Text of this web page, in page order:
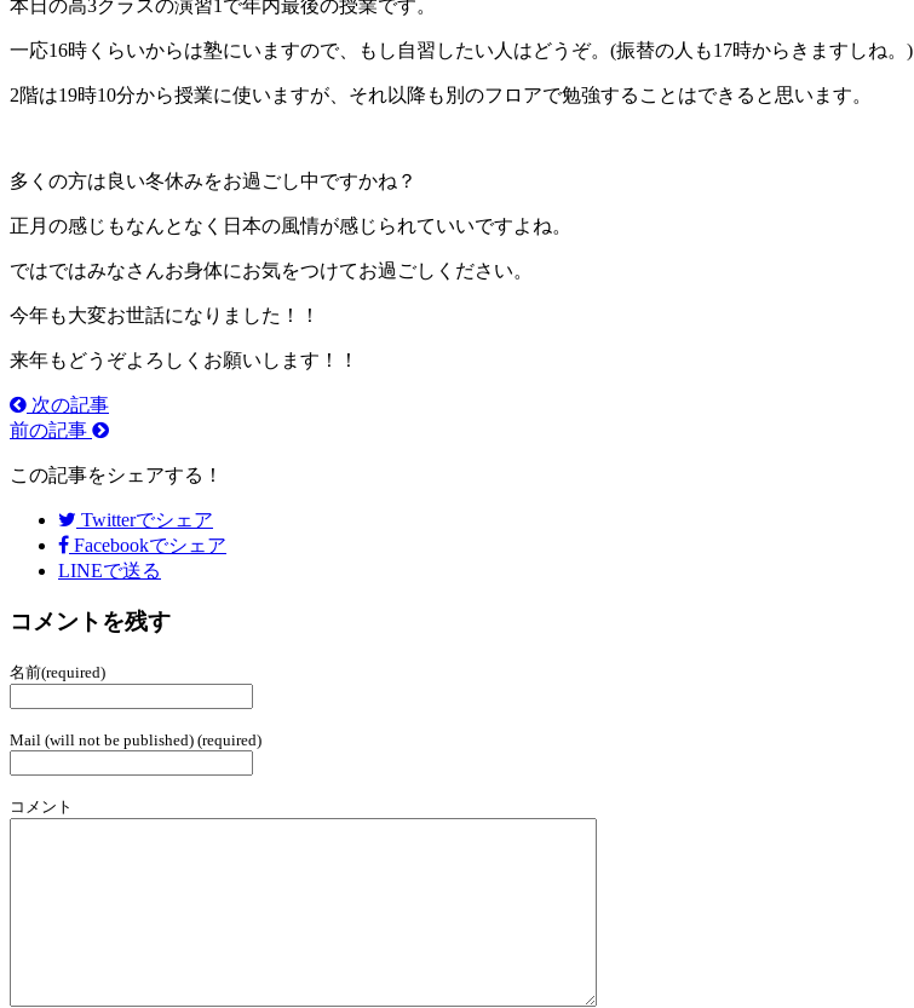
本日の高3クラスの演習1で年内最後の授業です。
一応16時くらいからは塾にいますので、もし自習したい人はどうぞ。(振替の人も17時からきますしね。)
2階は19時10分から授業に使いますが、それ以降も別のフロアで勉強することはできると思います。
多くの方は良い冬休みをお過ごし中ですかね？
正月の感じもなんとなく日本の風情が感じられていいですよね。
ではではみなさんお身体にお気をつけてお過ごしください。
今年も大変お世話になりました！！
来年もどうぞよろしくお願いします！！
次の記事
前の記事
この記事をシェアする！
Twitterでシェア
Facebookでシェア
LINEで送る
コメントを残す
名前(required)
Mail (will not be published) (required)
コメント